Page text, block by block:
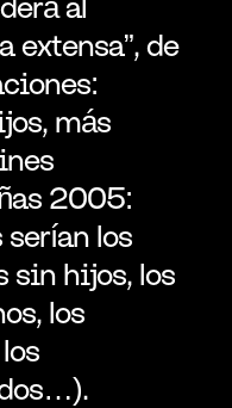
extensa”, de
más
2005:
los
sin hijos, los
los